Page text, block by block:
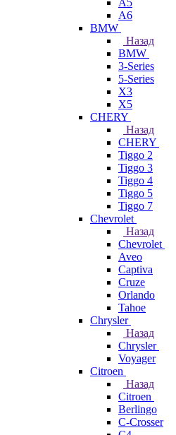
A5
A6
BMW
Назад
BMW
3-Series
5-Series
X3
X5
CHERY
Назад
CHERY
Tiggo 2
Tiggo 3
Tiggo 4
Tiggo 5
Tiggo 7
Chevrolet
Назад
Chevrolet
Aveo
Captiva
Cruze
Orlando
Tahoe
Chrysler
Назад
Chrysler
Voyager
Citroen
Назад
Citroen
Berlingo
C-Crosser